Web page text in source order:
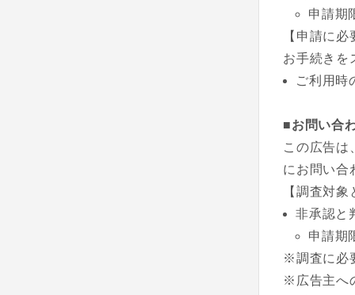
申請期
【申請に
お手続きを
ご利用時
■お問い合
この広告は
にお問い合
【調査対
非承認と
申請期
※調査に必
※広告主へ